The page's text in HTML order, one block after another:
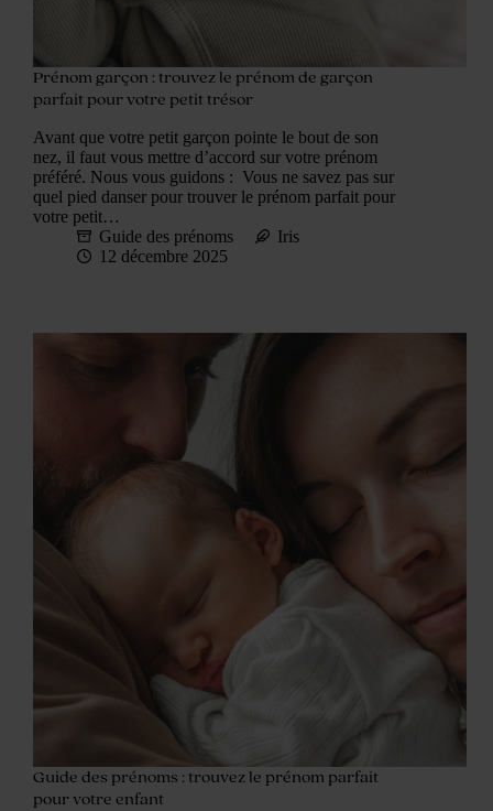
Prénom garçon : trouvez le prénom de garçon
parfait pour votre petit trésor
Avant que votre petit garçon pointe le bout de son
nez, il faut vous mettre d’accord sur votre prénom
préféré. Nous vous guidons : Vous ne savez pas sur
quel pied danser pour trouver le prénom parfait pour
votre petit…
Guide des prénoms
Iris
12 décembre 2025
Guide des prénoms : trouvez le prénom parfait
pour votre enfant